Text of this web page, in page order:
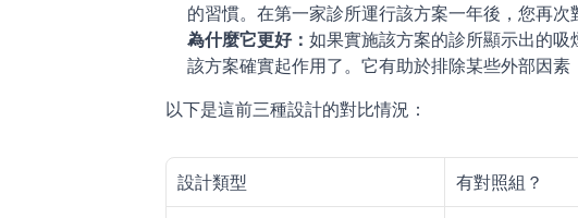
的習慣。在第一家診所運行該方案一年後，您再次
為什麼它更好： 如果實施該方案的診所顯示出的
該方案確實起作用了。它有助於排除某些外部因
以下是這前三種設計的對比情況：
設計類型 有對照組？